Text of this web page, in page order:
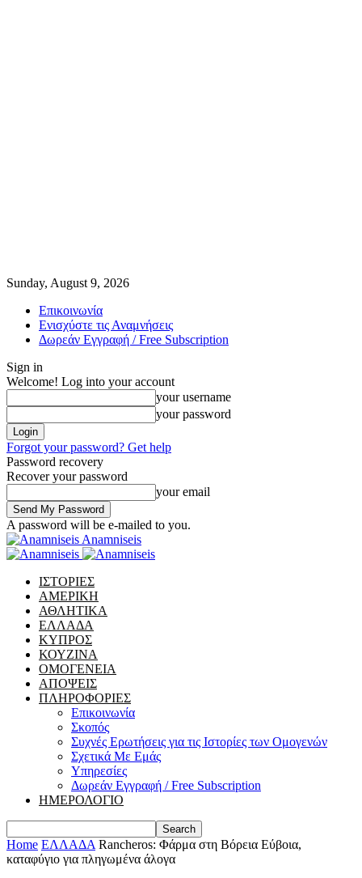
Sunday, August 9, 2026
Επικοινωνία
Ενισχύστε τις Αναμνήσεις
Δωρεάν Εγγραφή / Free Subscription
Sign in
Welcome! Log into your account
your username
your password
Forgot your password? Get help
Password recovery
Recover your password
your email
A password will be e-mailed to you.
Anamniseis
ΙΣΤΟΡΙΕΣ
ΑΜΕΡΙΚΗ
ΑΘΛΗΤΙΚΑ
ΕΛΛΑΔΑ
ΚΥΠΡΟΣ
ΚΟΥΖΙΝΑ
ΟΜΟΓΕΝΕΙΑ
ΑΠΟΨΕΙΣ
ΠΛΗΡΟΦΟΡΙΕΣ
Επικοινωνία
Σκοπός
Συχνές Ερωτήσεις για τις Ιστορίες των Ομογενών
Σχετικά Με Εμάς
Υπηρεσίες
Δωρεάν Εγγραφή / Free Subscription
ΗΜΕΡΟΛΟΓΙΟ
Home ΕΛΛΑΔΑ Rancheros: Φάρμα στη Βόρεια Εύβοια,
καταφύγιο για πληγωμένα άλογα